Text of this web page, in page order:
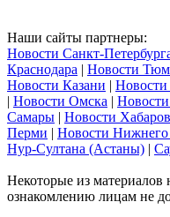
Наши сайты партнеры:
Новости Санкт-
Краснодара | Новости
Новости Казани | Новости
| Новости Омска |
Самары | Новости
Перми | Новости Нижнего
Нур-Султана (Астаны) |
Некоторые из
ознакомлению лицам не